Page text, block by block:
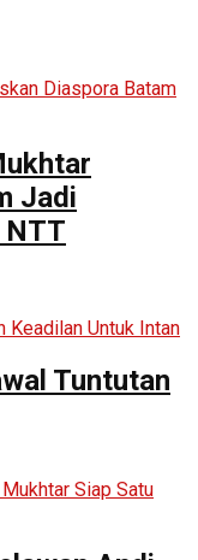
Jadi
NTT
Tuntutan